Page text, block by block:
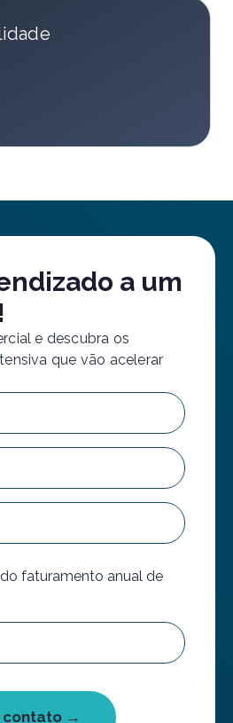
a um
e descubra os
que vão acelerar
faturamento anual de
contato →